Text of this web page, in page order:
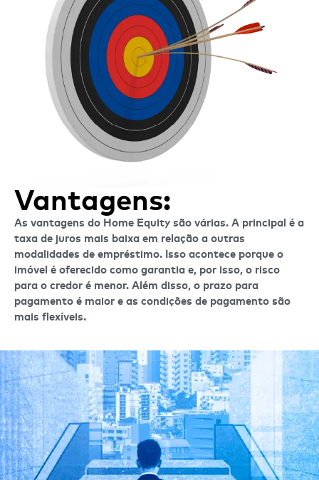
Vantagens:
As vantagens do Home Equity são várias. A principal é a
taxa de juros mais baixa em relação a outras
modalidades de empréstimo. Isso acontece porque o
imóvel é oferecido como garantia e, por isso, o risco
para o credor é menor. Além disso, o prazo para
pagamento é maior e as condições de pagamento são
mais flexíveis.